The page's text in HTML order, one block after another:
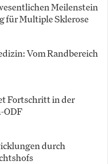
Meilenstein
für Multiple Sklerose
Vom Randbereich
Fortschritt in der
ODF
durch